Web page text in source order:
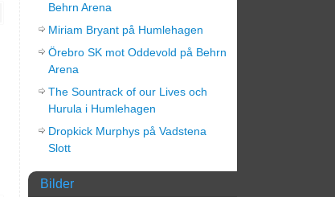
Behrn Arena
Miriam Bryant på Humlehagen
Örebro SK mot Oddevold på Behrn
Arena
The Sountrack of our Lives och
Hurula i Humlehagen
Dropkick Murphys på Vadstena
Slott
Bilder